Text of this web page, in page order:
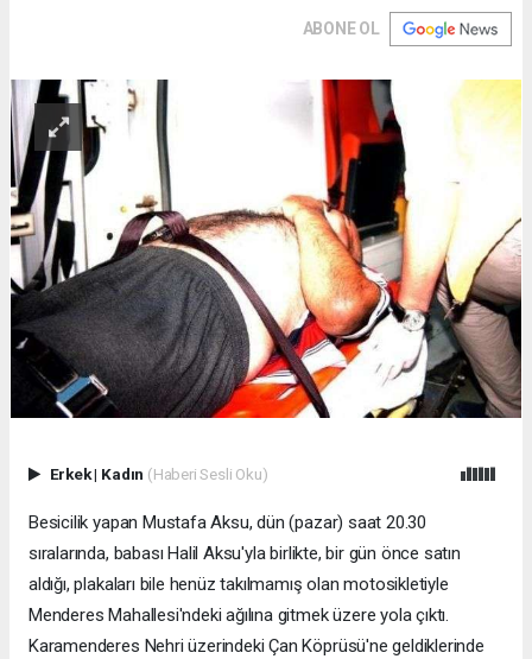
ABONE OL
Erkek| Kadın (Haberi Sesli Oku)
Besicilik yapan Mustafa Aksu, dün (pazar) saat 20.30
sıralarında, babası Halil Aksu'yla birlikte, bir gün önce satın
aldığı, plakaları bile henüz takılmamış olan motosikletiyle
Menderes Mahallesi'ndeki ağılına gitmek üzere yola çıktı.
Karamenderes Nehri üzerindeki Çan Köprüsü'ne geldiklerinde